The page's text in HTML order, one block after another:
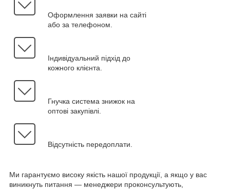
Оформлення заявки на сайті
або за телефоном.
Індивідуальний підхід до
кожного клієнта.
Гнучка система знижок на
оптові закупівлі.
Відсутність передоплати.
Ми гарантуємо високу якість нашої продукції, а якщо у вас
виникнуть питання — менеджери проконсультують,